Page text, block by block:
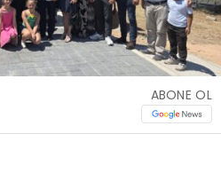
ABONE OL